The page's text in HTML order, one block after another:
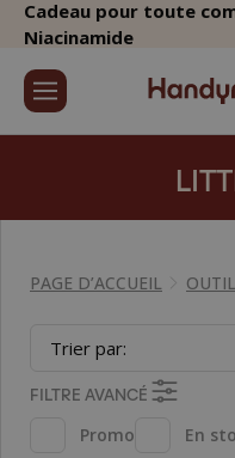
Cadeau pour toute
Niacinamide
PAGE D’ACCUEIL
Trier par:
FILTRE AVANCÉ
Promo
En